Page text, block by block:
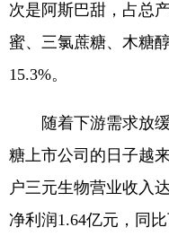
次是阿斯巴甜，占总
蜜、三氯蔗糖、木糖
15.3%。
随着下游需求放缓
糖上市公司的日子越
户三元生物营业收入
净利润1.64亿元，同